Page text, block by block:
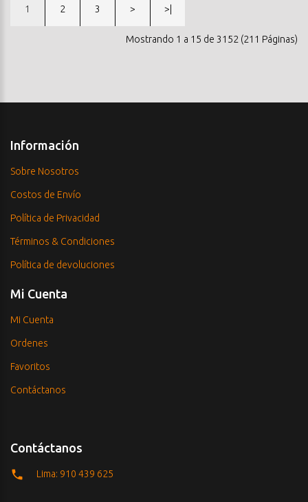
1 2 3 > >|
Mostrando 1 a 15 de 3152 (211 Páginas)
Información
Sobre Nosotros
Costos de Envío
Política de Privacidad
Términos & Condiciones
Política de devoluciones
Mi Cuenta
Mi Cuenta
Ordenes
Favoritos
Contáctanos
Contáctanos
Lima: 910 439 625